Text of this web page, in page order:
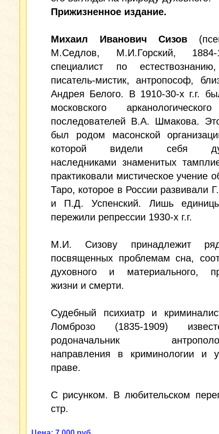
Прижизненное издание.
Михаил Иванович Сизов
М.Седлов, М.И.Горский,
специалист по
писатель-мистик, антропософ,
Андрея Белого. В 1910-30-х г.г.
московского
последователей В.А. Шмакова.
был родом масонской
которой видели себя
наследниками знаменитых
практиковали мистическое учение
Таро, которое в России развивали
и П.Д. Успенский. Лишь
пережили репрессии 1930-х г.г.
М.И. Сизову принадлежит
посвященных проблемам сна,
духовного и материального,
жизни и смерти.
Судебный психиатр и
Ломброзо (1835-1909)
родоначальник
направления в криминологии и
праве.
С рисунком. В любительском
стр.